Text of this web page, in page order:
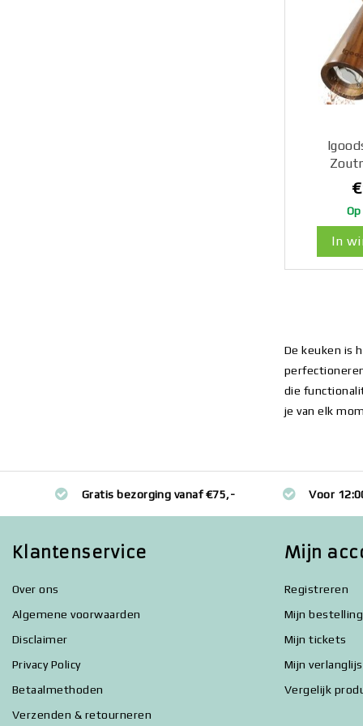
en
In
De keuken is
die
je van elk
Gratis bezorging vanaf €75,- Voor
Klantenservice
Over ons
Algemene voorwaarden
Disclaimer
Privacy Policy
Betaalmethoden
Verzenden & retourneren
Mijn
Registreren
Mijn
Mijn tickets
Mijn
Vergelijk